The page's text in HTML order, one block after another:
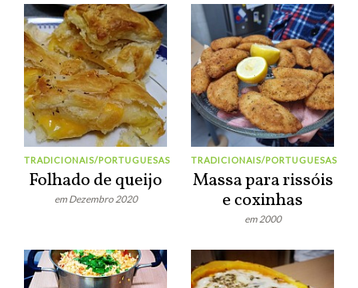
TRADICIONAIS/PORTUGUESAS
Folhado de queijo
em Dezembro 2020
TRADICIONAIS/PORTUGUESAS
Massa para rissóis
e coxinhas
em 2000